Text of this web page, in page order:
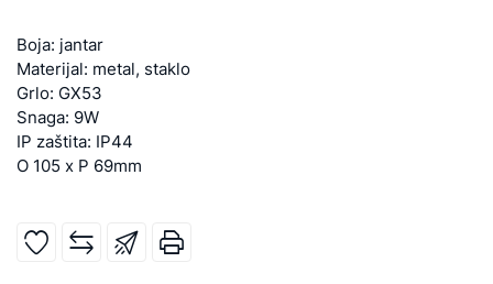
Boja: jantar
Materijal: metal, staklo
Grlo: GX53
Snaga: 9W
IP zaštita: IP44
O 105 x P 69mm